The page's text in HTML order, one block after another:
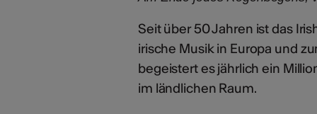
Seit über 50 Jahren ist das
irische Musik in Europa und
begeistert es jährlich ein
im ländlichen Raum.